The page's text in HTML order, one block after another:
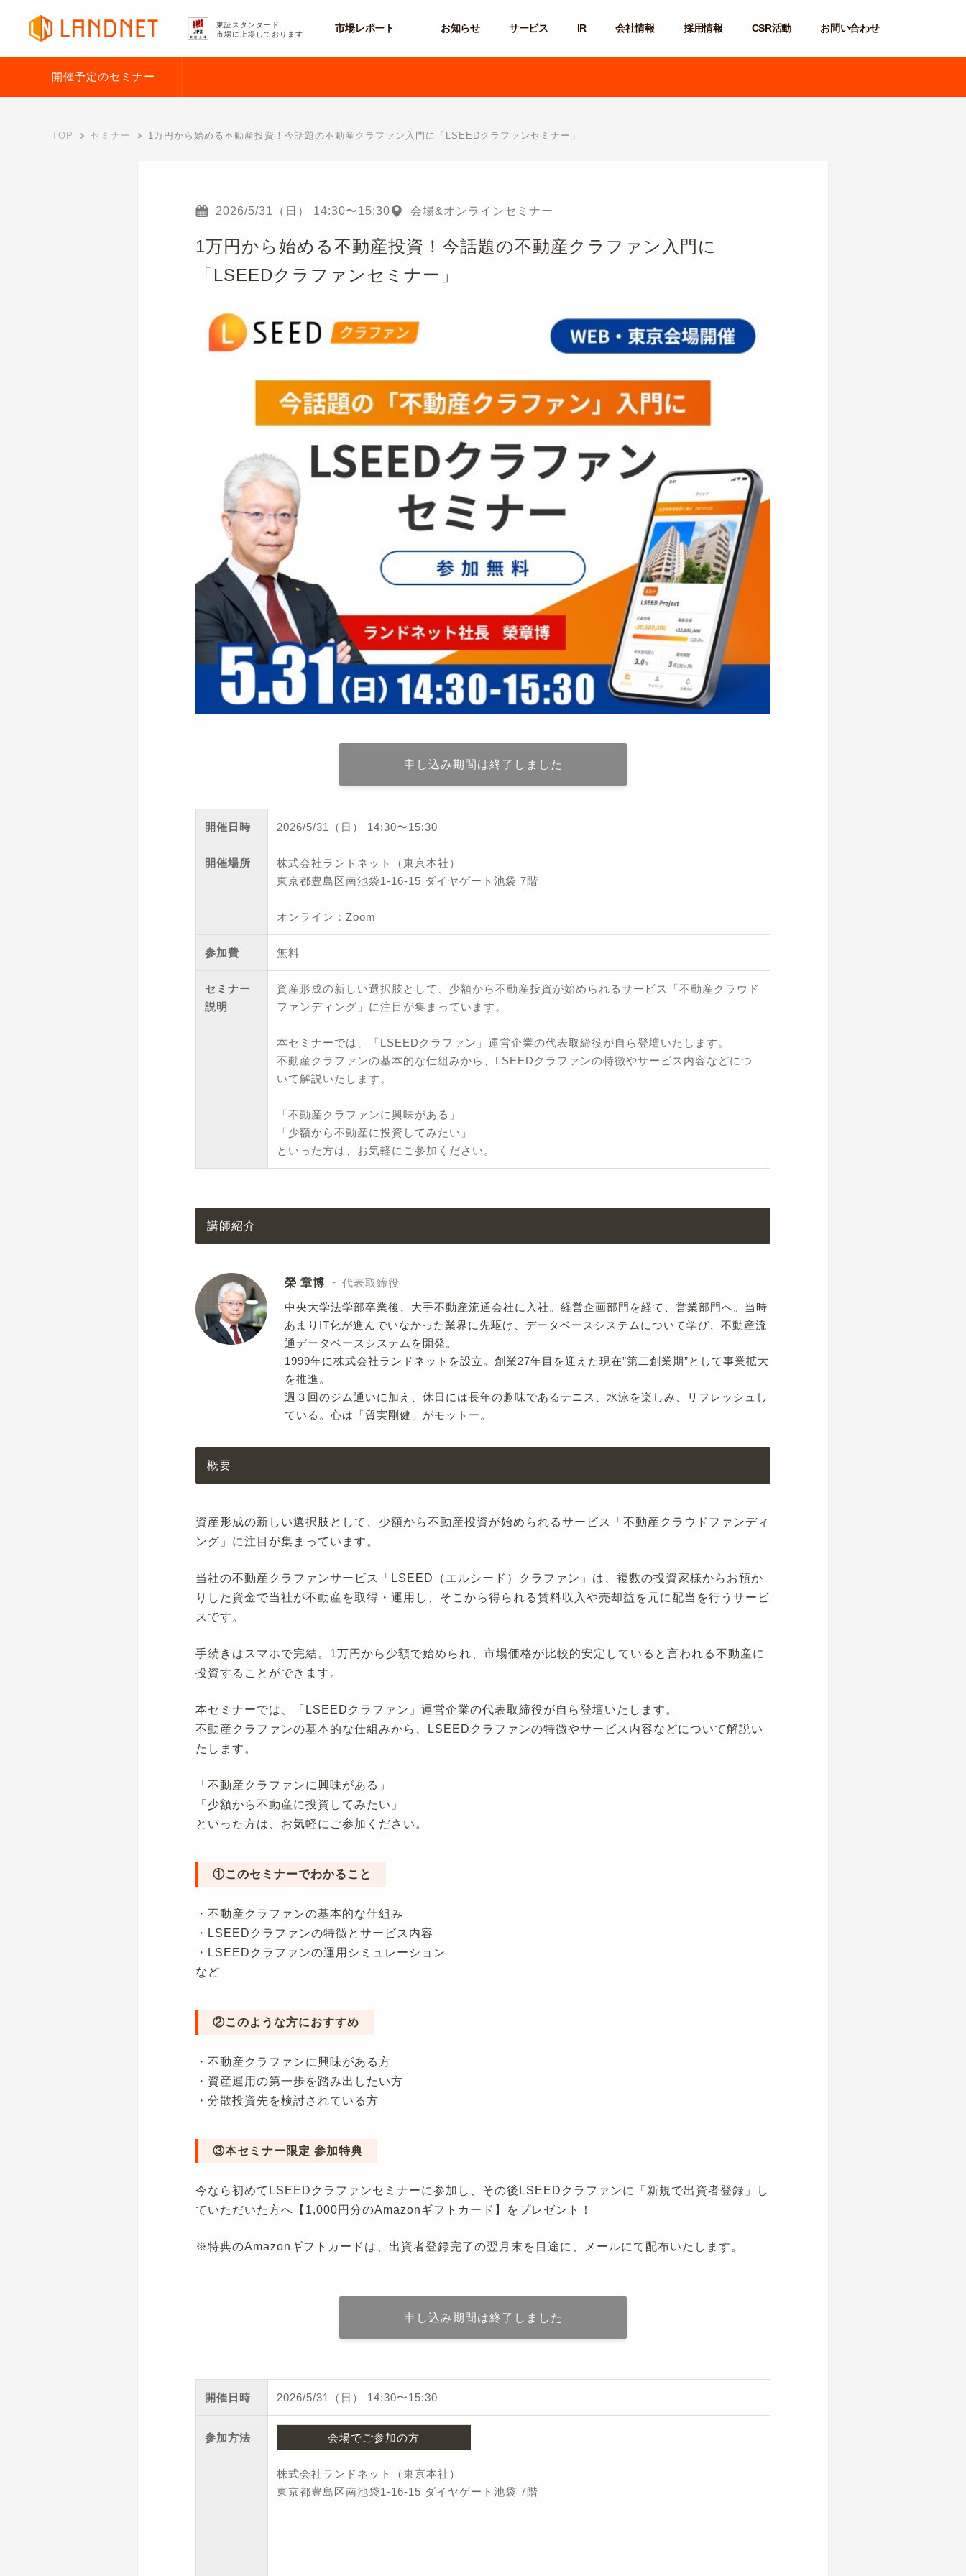
東証スタンダード
市場に上場しております
市場レポート お知らせ サービス IR 会社情報 採用情報 CSR活動 お問い合わせ
開催予定のセミナー
TOP セミナー 1万円から始める不動産投資！今話題の不動産クラファン入門に「LSEEDクラファンセミナー」
2026/5/31（日） 14:30〜15:30 会場&オンラインセミナー
1万円から始める不動産投資！今話題の不動産クラファン入門に
「LSEEDクラファンセミナー」
申し込み期間は終了しました
開催日時 2026/5/31（日） 14:30〜15:30
開催場所
株式会社ランドネット（東京本社）
東京都豊島区南池袋1-16-15 ダイヤゲート池袋 7階
オンライン：Zoom
参加費 無料
セミナー
説明
資産形成の新しい選択肢として、少額から不動産投資が始められるサービス「不動産クラウド
ファンディング」に注目が集まっています。
本セミナーでは、「LSEEDクラファン」運営企業の代表取締役が自ら登壇いたします。
不動産クラファンの基本的な仕組みから、LSEEDクラファンの特徴やサービス内容などにつ
いて解説いたします。
「不動産クラファンに興味がある」
「少額から不動産に投資してみたい」
といった方は、お気軽にご参加ください。
講師紹介
榮 章博
代表取締役
中央大学法学部卒業後、大手不動産流通会社に入社。経営企画部門を経て、営業部門へ。当時
あまりIT化が進んでいなかった業界に先駆け、データベースシステムについて学び、不動産流
通データベースシステムを開発。
1999年に株式会社ランドネットを設立。創業27年目を迎えた現在”第二創業期”として事業拡大
を推進。
週３回のジム通いに加え、休日には長年の趣味であるテニス、水泳を楽しみ、リフレッシュし
ている。心は「質実剛健」がモットー。
概要
資産形成の新しい選択肢として、少額から不動産投資が始められるサービス「不動産クラウドファンディ
ング」に注目が集まっています。
当社の不動産クラファンサービス「LSEED（エルシード）クラファン」は、複数の投資家様からお預か
りした資金で当社が不動産を取得・運用し、そこから得られる賃料収入や売却益を元に配当を行うサービ
スです。
手続きはスマホで完結。1万円から少額で始められ、市場価格が比較的安定していると言われる不動産に
投資することができます。
本セミナーでは、「LSEEDクラファン」運営企業の代表取締役が自ら登壇いたします。
不動産クラファンの基本的な仕組みから、LSEEDクラファンの特徴やサービス内容などについて解説い
たします。
「不動産クラファンに興味がある」
「少額から不動産に投資してみたい」
といった方は、お気軽にご参加ください。
①このセミナーでわかること
・不動産クラファンの基本的な仕組み
・LSEEDクラファンの特徴とサービス内容
・LSEEDクラファンの運用シミュレーション
など
②このような方におすすめ
・不動産クラファンに興味がある方
・資産運用の第一歩を踏み出したい方
・分散投資先を検討されている方
③本セミナー限定 参加特典
今なら初めてLSEEDクラファンセミナーに参加し、その後LSEEDクラファンに「新規で出資者登録」し
ていただいた方へ【1,000円分のAmazonギフトカード】をプレゼント！
※特典のAmazonギフトカードは、出資者登録完了の翌月末を目途に、メールにて配布いたします。
申し込み期間は終了しました
開催日時 2026/5/31（日） 14:30〜15:30
参加方法 会場でご参加の方
株式会社ランドネット（東京本社）
東京都豊島区南池袋1-16-15 ダイヤゲート池袋 7階